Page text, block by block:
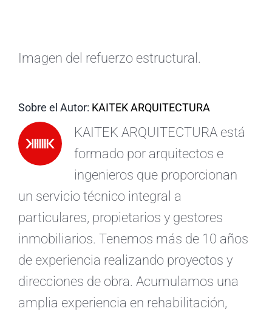
Imagen del refuerzo estructural.
Sobre el Autor: KAITEK ARQUITECTURA
KAITEK ARQUITECTURA está
formado por arquitectos e
ingenieros que proporcionan
un servicio técnico integral a
particulares, propietarios y gestores
inmobiliarios. Tenemos más de 10 años
de experiencia realizando proyectos y
direcciones de obra. Acumulamos una
amplia experiencia en rehabilitación,